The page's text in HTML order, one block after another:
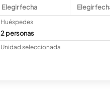
Elegir fecha Elegir
Huéspedes
2 personas
Unidad seleccionada